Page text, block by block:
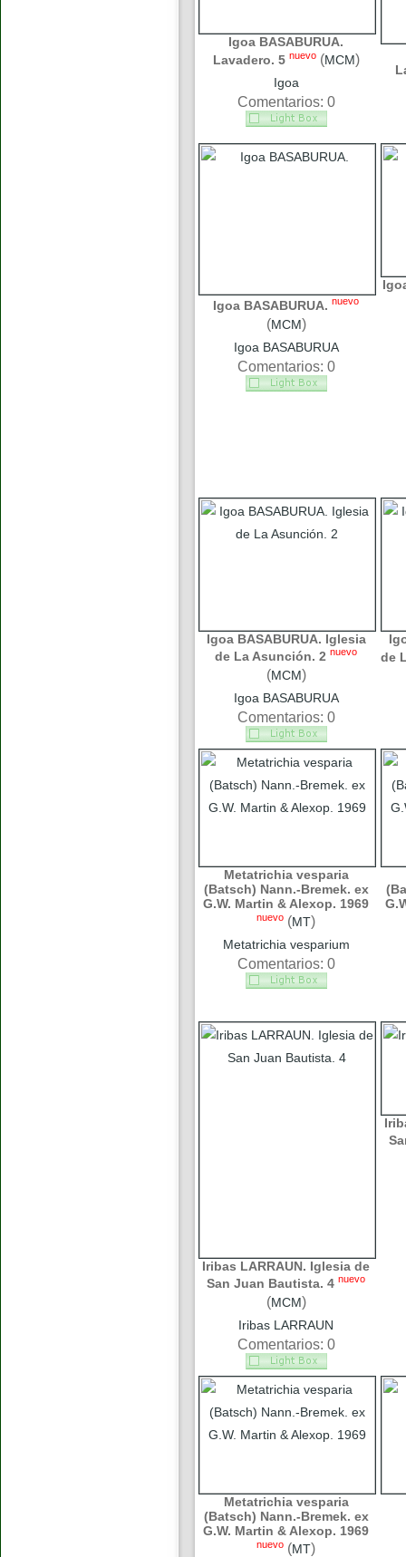
Igoa BASABURUA.
Lavadero. 5 nuevo (MCM)
Igoa
Comentarios: 0
Igoa BASABURUA. nuevo
(MCM)
Igoa BASABURUA
Comentarios: 0
Igoa BASABURUA. Iglesia
de La Asunción. 2 nuevo
(MCM)
Igoa BASABURUA
Comentarios: 0
de
Metatrichia vesparia
(Batsch) Nann.-Bremek. ex
G.W. Martin & Alexop. 1969
nuevo (MT)
Metatrichia vesparium
Comentarios: 0
Iribas LARRAUN. Iglesia de
San Juan Bautista. 4 nuevo
(MCM)
Iribas LARRAUN
Comentarios: 0
Metatrichia vesparia
(Batsch) Nann.-Bremek. ex
G.W. Martin & Alexop. 1969
nuevo (MT)